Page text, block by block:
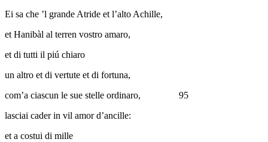
Ei sa che ’l grande Atride et l’alto Achille,
et Hanibàl al terren vostro amaro,
et di tutti il piú chiaro
un altro et di vertute et di fortuna,
com’a ciascun le sue stelle ordinaro, 95
lasciai cader in vil amor d’ancille:
et a costui di mille